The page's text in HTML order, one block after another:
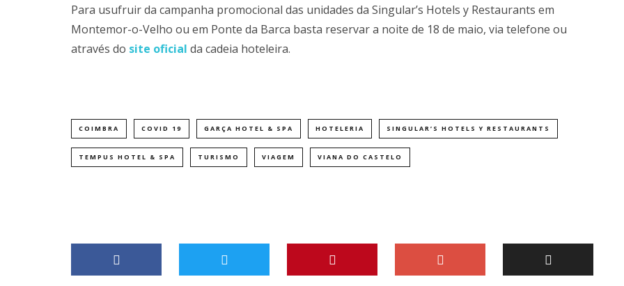
Para usufruir da campanha promocional das unidades da Singular’s Hotels y Restaurants em
Montemor-o-Velho ou em Ponte da Barca basta reservar a noite de 18 de maio, via telefone ou
através do site oficial da cadeia hoteleira.
COIMBRA COVID 19 GARÇA HOTEL & SPA HOTELERIA SINGULAR’S HOTELS Y RESTAURANTS
TEMPUS HOTEL & SPA TURISMO VIAGEM VIANA DO CASTELO